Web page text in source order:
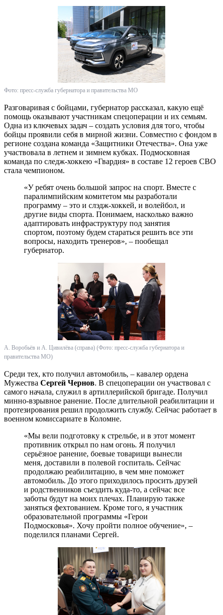
Фото: пресс-служба губернатора и правительства МО
Разговаривая с бойцами, губернатор рассказал, какую ещё
помощь оказывают участникам спецоперации и их семьям.
Одна из ключевых задач – создать условия для того, чтобы
бойцы проявили себя в мирной жизни. Совместно с фондом в
регионе создана команда «Защитники Отечества». Она уже
участвовала в летнем и зимнем кубках. Подмосковная
команда по следж-хоккею «Гвардия» в составе 12 героев СВО
стала чемпионом.
«У ребят очень большой запрос на спорт. Вместе с
паралимпийским комитетом мы разработали
программу – это и слэдж-хоккей, и волейбол, и
другие виды спорта. Понимаем, насколько важно
адаптировать инфраструктуру под занятия
спортом, поэтому будем стараться решить все эти
вопросы, находить тренеров», – пообещал
губернатор.
А. Воробьёв и А. Цивилёва (справа) (Фото: пресс-служба губернатора и
правительства МО)
Среди тех, кто получил автомобиль, – кавалер ордена
Мужества Сергей Чернов. В спецоперации он участвовал с
самого начала, служил в артиллерийской бригаде. Получил
минно-взрывное ранение. После длительной реабилитации и
протезирования решил продолжить службу. Сейчас работает в
военном комиссариате в Коломне.
«Мы вели подготовку к стрельбе, и в этот момент
противник открыл по нам огонь. Я получил
серьёзное ранение, боевые товарищи вынесли
меня, доставили в полевой госпиталь. Сейчас
продолжаю реабилитацию, в чем мне поможет
автомобиль. До этого приходилось просить друзей
и родственников съездить куда-то, а сейчас все
заботы будут на моих плечах. Планирую также
заняться фехтованием. Кроме того, я участник
образовательной программы «Герои
Подмосковья». Хочу пройти полное обучение», –
поделился планами Сергей.